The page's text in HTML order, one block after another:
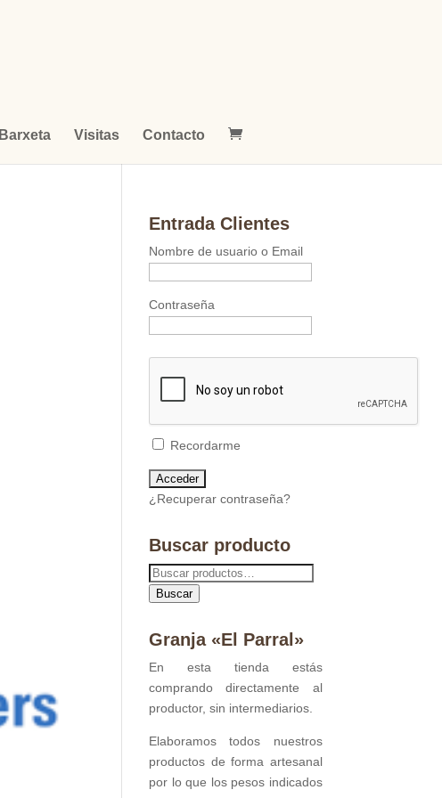
Barxeta Visitas Contacto
Entrada Clientes
Nombre de usuario o Email
Contraseña
Recordarme
¿Recuperar contraseña?
Buscar producto
Buscar
por:
Buscar
Granja «El Parral»
En esta tienda estás
comprando directamente al
productor, sin intermediarios.
Elaboramos todos nuestros
productos de forma artesanal
por lo que los pesos indicados